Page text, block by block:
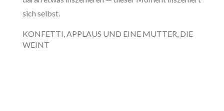
sich selbst.
KONFETTI, APPLAUS UND EINE MUTTER, DIE
WEINT